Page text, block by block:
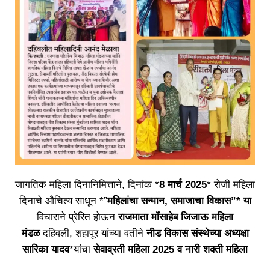
जागतिक महिला दिनानिमित्ताने, दिनांक *8 मार्च 2025* रोजी महिला
दिनाचे औचित्य साधून *”महिलांचा सन्मान, समाजाचा विकास”* या
विचाराने प्रेरित होऊनराजमाता माॅंसाहेब जिजाऊ महिला
मंडळदहिवली, शहापूर यांच्या वतीनेनीड विकास संस्थेच्या अध्यक्षा
सारिका यादव*यांचासेवाव्रती महिला 2025 व नारी शक्ती महिला